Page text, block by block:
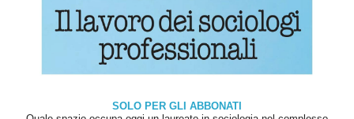
SOLO PER GLI ABBONATI